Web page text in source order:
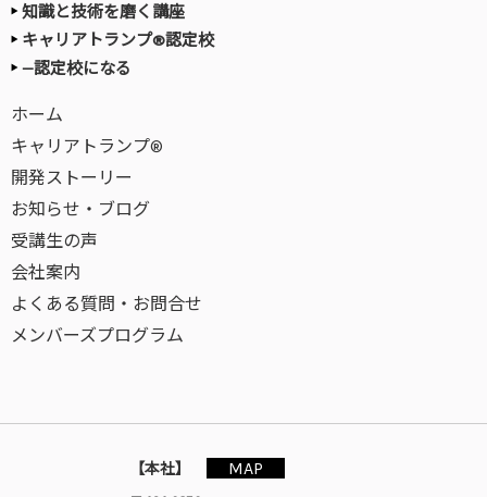
知識と技術を磨く講座
キャリアトランプ®認定校
—認定校になる
ホーム
キャリアトランプ®
開発ストーリー
お知らせ・ブログ
受講生の声
会社案内
よくある質問・お問合せ
メンバーズプログラム
【本社】
MAP